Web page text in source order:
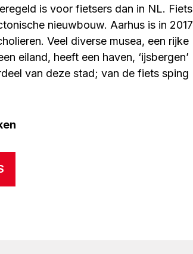
is voor fietsers dan in NL. Fiets
nieuwbouw. Aarhus is in 2017
Veel diverse musea, een rijke
eiland, heeft een haven, ‘ijsbergen’
van deze stad; van de fiets sping